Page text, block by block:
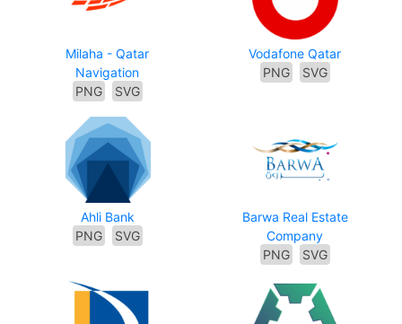
Milaha - Qatar
Navigation
PNG
SVG
Vodafone Qatar
PNG
SVG
Ahli Bank
PNG
SVG
Barwa Real Estate
Company
PNG
SVG